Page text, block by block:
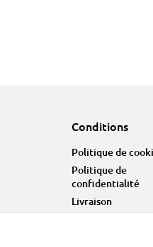
Conditions
Politique de
Politique de
confidentialité
Livraison